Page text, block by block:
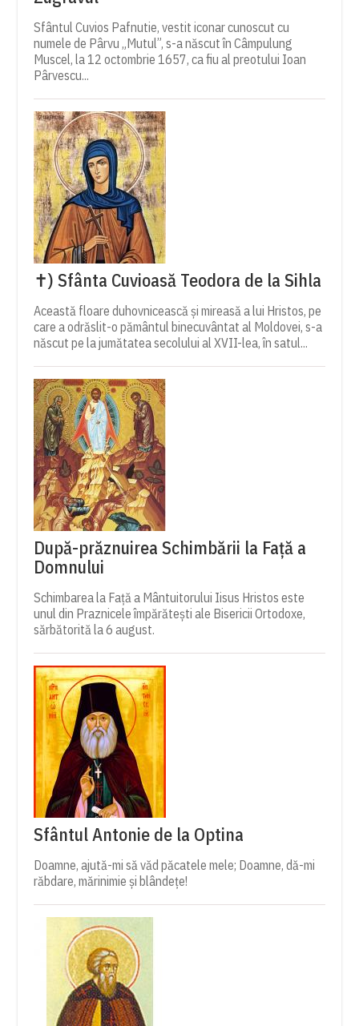
Sfântul Cuvios Pafnutie, vestit iconar cunoscut cu
numele de Pârvu „Mutul”, s-a născut în Câmpulung
Muscel, la 12 octombrie 1657, ca fiu al preotului Ioan
Pârvescu...
✝) Sfânta Cuvioasă Teodora de la Sihla
Această floare duhovnicească și mireasă a lui Hristos, pe
care a odrăslit-o pământul binecuvântat al Moldovei, s-a
născut pe la jumătatea secolului al XVII-lea, în satul...
După-prăznuirea Schimbării la Față a
Domnului
Schimbarea la Față a Mântuitorului Iisus Hristos este
unul din Praznicele împărătești ale Bisericii Ortodoxe,
sărbătorită la 6 august.
Sfântul Antonie de la Optina
Doamne, ajută-mi să văd păcatele mele; Doamne, dă-mi
răbdare, mărinimie şi blândeţe!